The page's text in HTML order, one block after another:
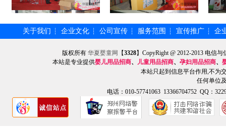
关于我们 ┆ 企业文化 ┆ 公司宣传 ┆ 服务范围 ┆ 宣传推广 ┆ 企
版权所有华夏婴童网 【3328】CopyRight @ 2012-2013 电信
本站是专业提供婴儿用品招商、 儿童用品招商、 孕妇用品招商、
本站只起到信息平台作用,不为
任何单位
电话：010-57741063 13366704752 QQ：